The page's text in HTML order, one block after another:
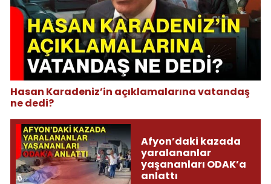
Hasan Karadeniz’in açıklamalarına vatandaş
ne dedi?
Afyon’daki kazada
yaralananlar
yaşananları ODAK’a
anlattı